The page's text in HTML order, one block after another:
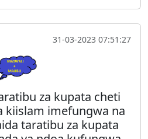
31-03-2023 07:51:27
za kupata cheti
kiislam imefungwa na
taratibu za kupata